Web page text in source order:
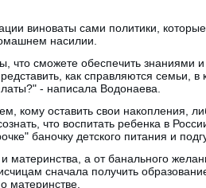
виноваты сами политики,
насилии.
сможете обеспечить знаниями и
как справляются семьи, в
- написала Водонаева.
кому оставить свои накопления,
что воспитать ребенка в
баночку детского питания и
материнства, а от банального
сначала получить
материнстве.